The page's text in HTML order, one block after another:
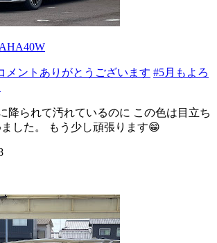
メントありがとうございます #5月もよろ
降られて汚れているのに この色は目立ち
した。 もう少し頑張ります😁